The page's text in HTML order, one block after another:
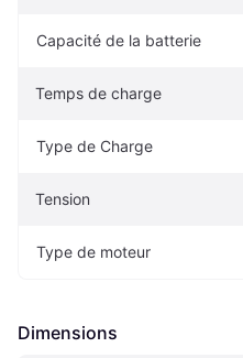
Capacité de la batterie
Temps de charge
Type de Charge
Tension
Type de moteur
Dimensions